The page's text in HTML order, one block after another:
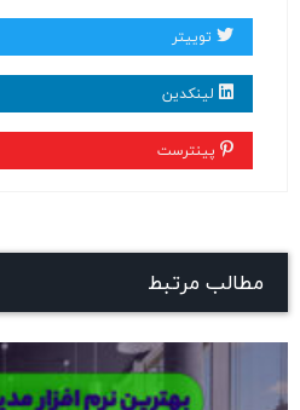
توییتر
لینکدین
پینترست
مطالب مرتبط